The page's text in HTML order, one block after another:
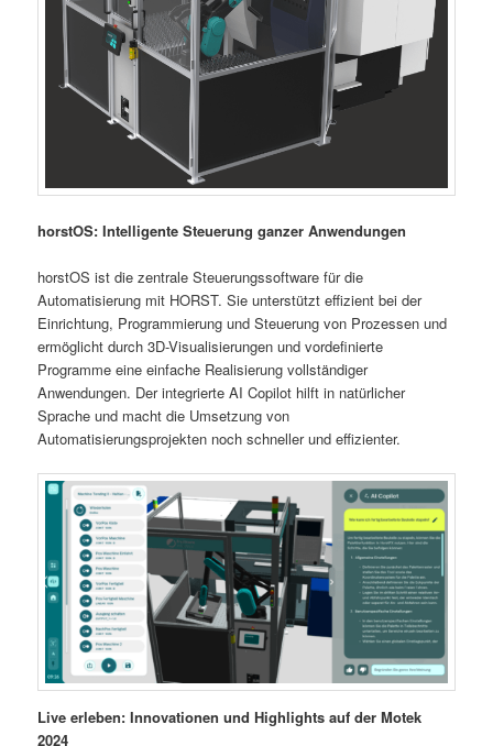
horstOS: Intelligente Steuerung ganzer Anwendungen
horstOS ist die zentrale Steuerungssoftware für die
Automatisierung mit HORST. Sie unterstützt effizient bei der
Einrichtung, Programmierung und Steuerung von Prozessen und
ermöglicht durch 3D-Visualisierungen und vordefinierte
Programme eine einfache Realisierung vollständiger
Anwendungen. Der integrierte AI Copilot hilft in natürlicher
Sprache und macht die Umsetzung von
Automatisierungsprojekten noch schneller und effizienter.
Live erleben: Innovationen und Highlights auf der Motek
2024